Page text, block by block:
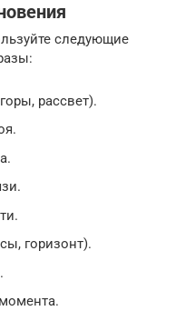
следующие
рассвет).
горизонт).